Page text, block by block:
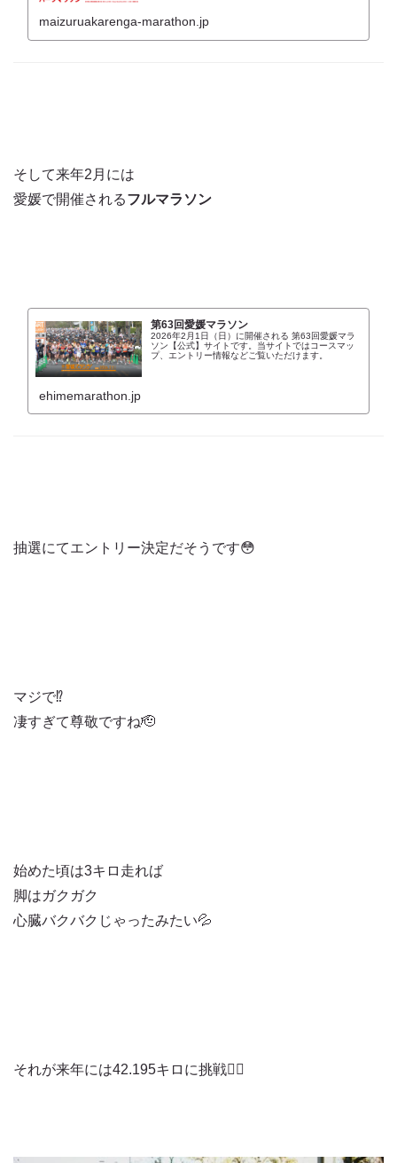
maizuruakarenga-marathon.jp
そして来年2月には
愛媛で開催されるフルマラソン
第63回愛媛マラソン
2026年2月1日（日）に開催される 第63回愛媛マラ
ソン【公式】サイトです。当サイトではコースマッ
プ、エントリー情報などご覧いただけます。
ehimemarathon.jp
抽選にてエントリー決定だそうです😳
マジで⁉️
凄すぎて尊敬ですね🫡
始めた頃は3キロ走れば
脚はガクガク
心臓バクバクじゃったみたい💦
それが来年には42.195キロに挑戦🏃‍♂️